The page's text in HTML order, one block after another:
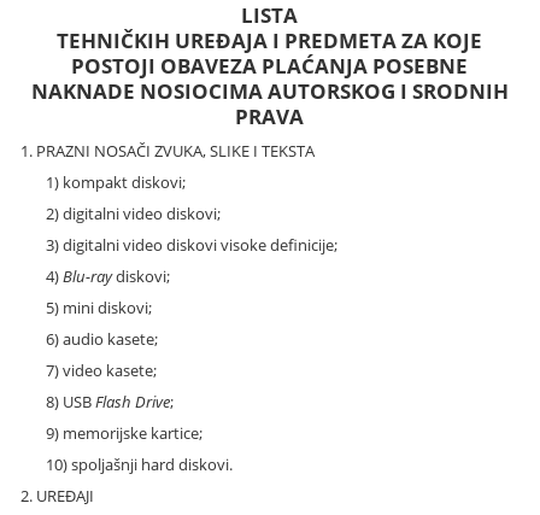
LISTA
TEHNIČKIH UREĐAJA I PREDMETA ZA KOJE
POSTOJI OBAVEZA PLAĆANJA POSEBNE
NAKNADE NOSIOCIMA AUTORSKOG I SRODNIH
PRAVA
1. PRAZNI NOSAČI ZVUKA, SLIKE I TEKSTA
1) kompakt diskovi;
2) digitalni video diskovi;
3) digitalni video diskovi visoke definicije;
4)Blu-raydiskovi;
5) mini diskovi;
6) audio kasete;
7) video kasete;
8) USBFlash Drive;
9) memorijske kartice;
10) spoljašnji hard diskovi.
2. UREĐAJI